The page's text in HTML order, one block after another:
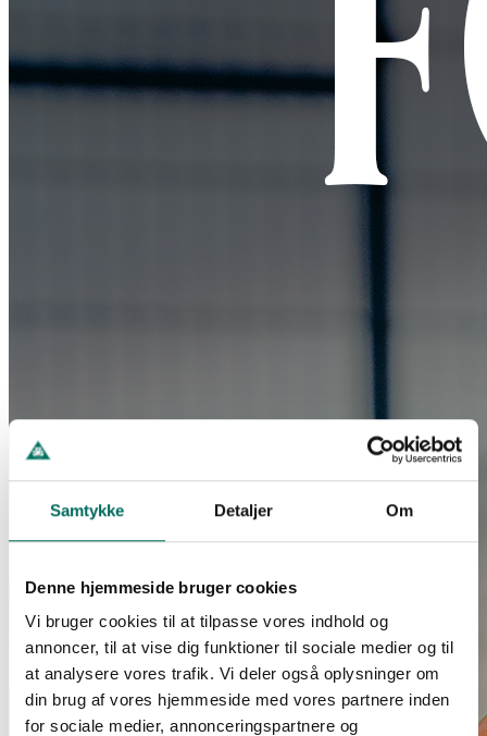
Samtykke Detaljer Om
Denne hjemmeside bruger cookies
Vi bruger cookies til at tilpasse vores indhold og
annoncer, til at vise dig funktioner til sociale medier og til
at analysere vores trafik. Vi deler også oplysninger om
din brug af vores hjemmeside med vores partnere inden
for sociale medier, annonceringspartnere og